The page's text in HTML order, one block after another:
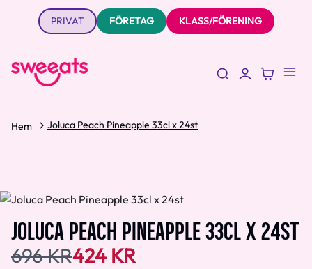
PRIVAT FÖRETAG KLASS/FÖRENING
Hem Joluca Peach Pineapple 33cl x 24st
JOLUCA PEACH PINEAPPLE 33CL X 24ST
696 KR424 KR